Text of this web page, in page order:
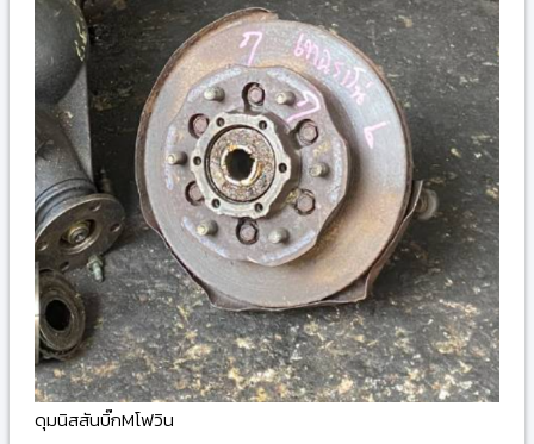
ดุมนิสสันบิ๊กMโฟวิน